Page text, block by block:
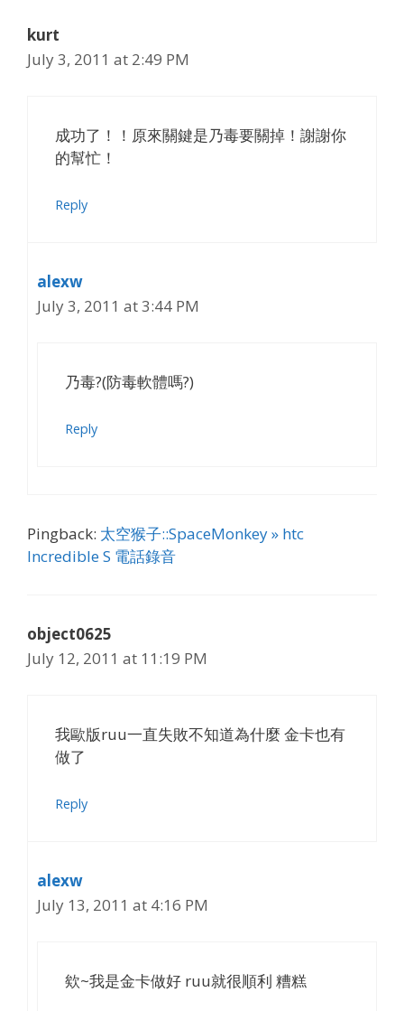
kurt
July 3, 2011 at 2:49 PM
成功了！！原來關鍵是乃毒要關掉！謝謝你
的幫忙！
Reply
alexw
July 3, 2011 at 3:44 PM
乃毒?(防毒軟體嗎?)
Reply
Pingback: 太空猴子::SpaceMonkey » htc
Incredible S 電話錄音
object0625
July 12, 2011 at 11:19 PM
我歐版ruu一直失敗不知道為什麼 金卡也有
做了
Reply
alexw
July 13, 2011 at 4:16 PM
欸~我是金卡做好 ruu就很順利 糟糕